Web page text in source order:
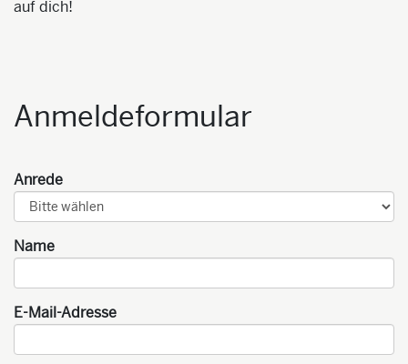
auf dich!
Anmeldeformular
Anrede
Name
E-Mail-Adresse